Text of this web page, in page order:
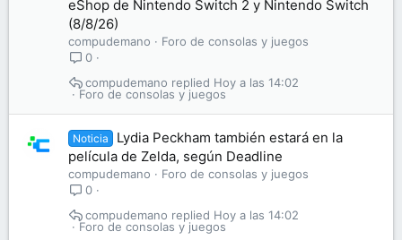
eShop de Nintendo Switch 2 y Nintendo Switch
(8/8/26)
compudemano
Foro de consolas y juegos
0
Foro de consolas y juegos
Hoy a las 14:02
compudemano
Noticia
Lydia Peckham también estará en la
película de Zelda, según Deadline
compudemano
Foro de consolas y juegos
0
Foro de consolas y juegos
Hoy a las 14:02
compudemano